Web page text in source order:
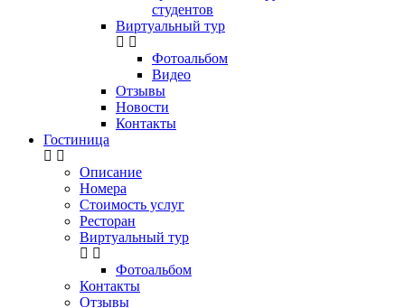
студентов
Виртуальный тур
Фотоальбом
Видео
Отзывы
Новости
Контакты
Гостиница
Описание
Номера
Стоимость услуг
Ресторан
Виртуальный тур
Фотоальбом
Контакты
Отзывы